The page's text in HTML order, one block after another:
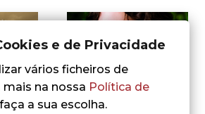
17,00 €.15,30 €.
e de Privacidade
vários ficheiros de
mais na nossa Política de
a sua escolha.